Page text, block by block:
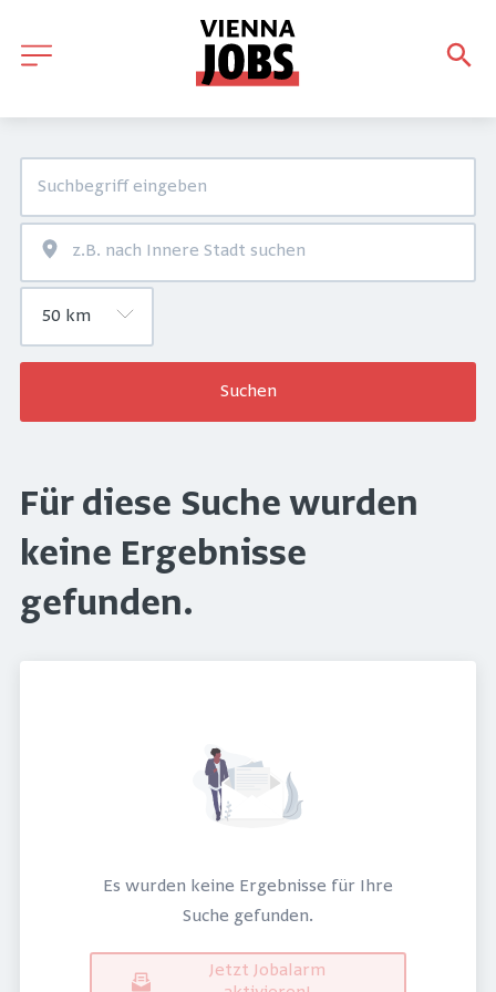
Suchen
Für diese Suche wurden
keine Ergebnisse
gefunden.
Es wurden keine Ergebnisse für Ihre
Suche gefunden.
Jetzt Jobalarm